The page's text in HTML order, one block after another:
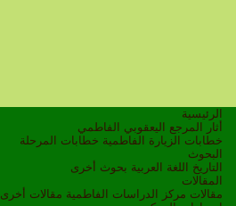
الرئيسية
أثار المرجع اليعقوبي الفاطمي
خطابات الزيارة الفاطمية خطابات المرحلة
البحوث
التاريخ
اللغة العربية بحوث أخرى
المقالات
مقالات مركز الدراسات الفاطمية مقالات أخرى